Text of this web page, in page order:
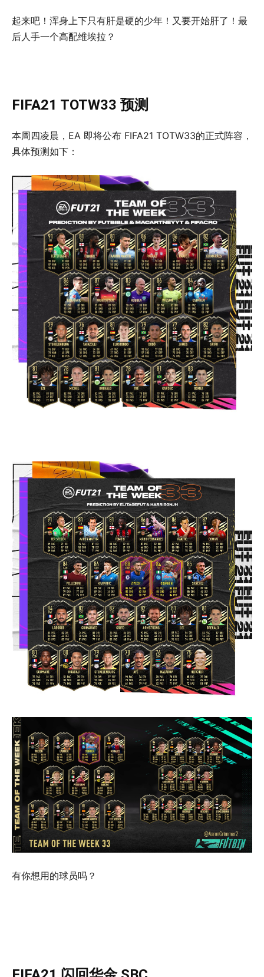
起来吧！浑身上下只有肝是硬的少年！又要开始肝了！最
后人手一个高配维埃拉？
FIFA21 TOTW33 预测
本周四凌晨，EA 即将公布 FIFA21 TOTW33的正式阵容，
具体预测如下：
有你想用的球员吗？